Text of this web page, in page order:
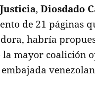
,Diosdado
de 21 páginas
habría
mayor coalición